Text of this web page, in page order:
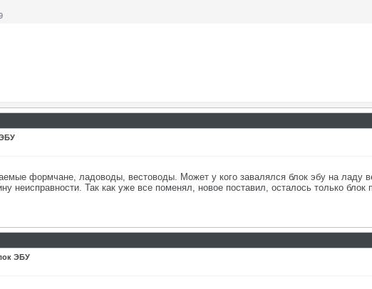
формчане, ладоводы, вестоводы. Может у кого завалялся блок эбу на ладу
неисправности. Так как уже все поменял, новое поставил, осталось только
ЭБУ